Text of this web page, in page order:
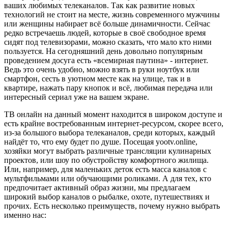
ваших любимых телеканалов. Так как развитие новых
технологий не стоит на месте, жизнь современного мужчины
или женщины набирает всё больше динамичности. Сейчас
редко встречаешь людей, которые в своё свободное время
сидят под телевизорами, можно сказать, что мало кто ними
пользуется. На сегодняшний день довольно популярным
проведением досуга есть «всемирная паутина» - интернет.
Ведь это очень удобно, можно взять в руки ноутбук или
смартфон, сесть в уютном месте как на улице, так и в
квартире, нажать пару кнопок и всё, любимая передача или
интересный сериал уже на вашем экране.
ТВ онлайн на данный момент находится в широком доступе и
есть крайне востребованным интернет-ресурсом, скорее всего,
из-за большого выбора телеканалов, среди которых, каждый
найдёт то, что ему будет по душе. Посещая yootv.online,
хозяйки могут выбрать различные трансляции кулинарных
проектов, или шоу по обустройству комфортного жилища.
Или, например, для маленьких деток есть масса каналов с
мультфильмами или обучающими роликами. А для тех, кто
предпочитает активный образ жизни, мы предлагаем
широкий выбор каналов о рыбалке, охоте, путешествиях и
прочих. Есть несколько преимуществ, почему нужно выбрать
именно нас: